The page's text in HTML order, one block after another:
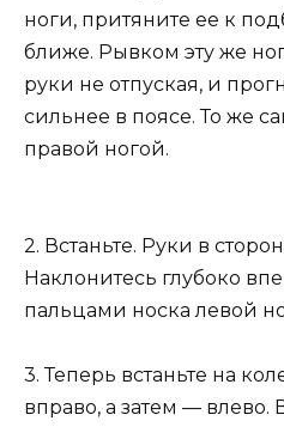
ноги, притяните ее к
ближе. Рывком эту же
руки не отпуская, и
сильнее в поясе. То же
правой ногой.
2. Встаньте. Руки в
Наклонитесь глубоко
пальцами носка левой
3. Теперь встаньте на
вправо, а затем — влево.